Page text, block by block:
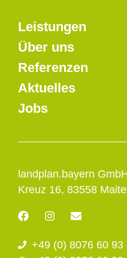
landplan.bayern
Kreuz 16, 83558
F
a
e
I
n
t
E
e
+49 (0) 8076 60 93
Leistungen
Über uns
Referenzen
Aktuelles
Jobs